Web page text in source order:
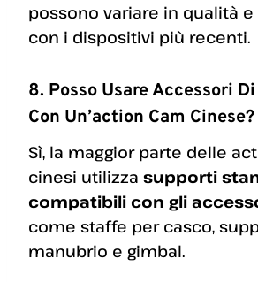
possono variare in qualità
con i dispositivi più recenti.
8. Posso Usare Accessori
Con Un’action Cam Cinese?
Sì, la maggior parte delle
cinesi utilizza supporti
compatibili con gli
come staffe per casco,
manubrio e gimbal.